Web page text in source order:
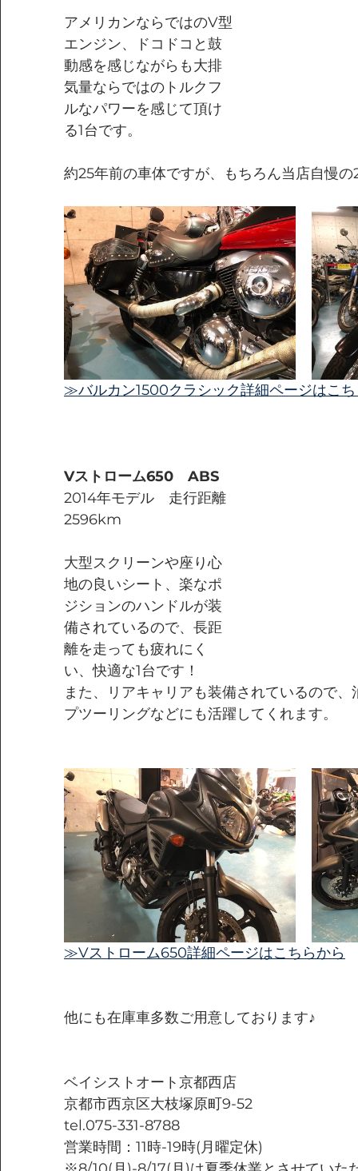
アメリカンならではのV型
エンジン、ドコドコと鼓
動感を感じながらも大排
気量ならではのトルクフ
ルなパワーを感じて頂け
る1台です。
約25年前の車体ですが、もちろん当店自慢
≫バルカン1500クラシック詳細ページはこ
Vストローム650　ABS
2014年モデル　走行距離
2596km
大型スクリーンや座り心
地の良いシート、楽なポ
ジションのハンドルが装
備されているので、長距
離を走っても疲れにく
い、快適な1台です！
また、リアキャリアも装備されているので
プツーリングなどにも活躍してくれます。
≫Vストローム650詳細ページはこちらから
他にも在庫車多数ご用意しております♪
ベイシストオート京都西店
京都市西京区大枝塚原町9-52
tel.075-331-8788
営業時間：11時-19時(月曜定休)